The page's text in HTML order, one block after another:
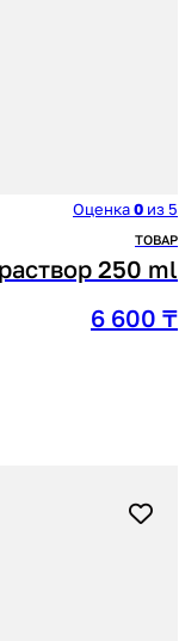
Оценка0 из 5
ТОВАР
250 ml
6 600 ₸